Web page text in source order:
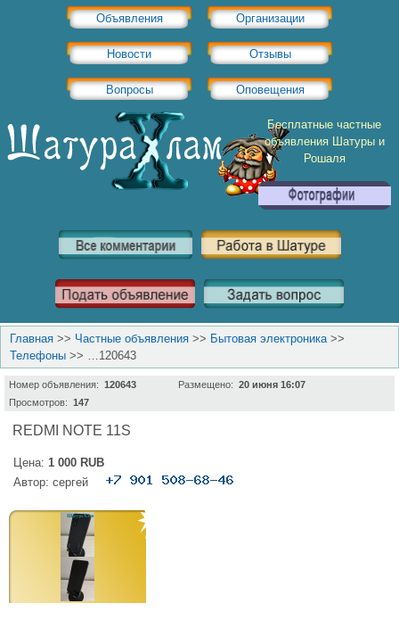
Объявления Организации
Новости Отзывы
Вопросы Оповещения
Бесплатные частные
объявления Шатуры и
Рошаля
Главная >> Частные объявления >> Бытовая электроника>>
Телефоны >> …120643
Номер объявления: 120643 Размещено: 20 июня 16:07
Просмотров: 147
REDMI NOTE 11S
Цена: 1 000 RUB
Автор: сергей